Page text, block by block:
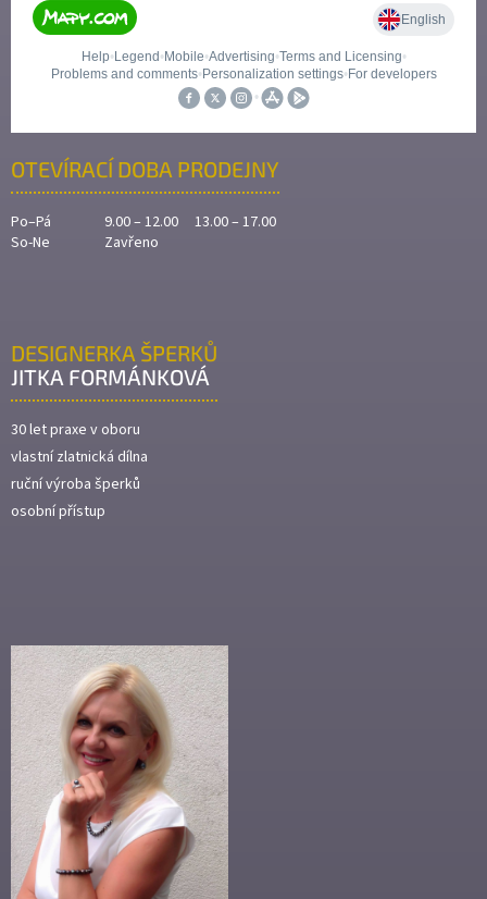
OTEVÍRACÍ DOBA PRODEJNY
Po–Pá
9.00 – 12.00 13.00 – 17.00
So-Ne
Zavřeno
DESIGNERKA ŠPERKŮ
JITKA FORMÁNKOVÁ
30 let praxe v oboru
vlastní zlatnická dílna
ruční výroba šperků
osobní přístup